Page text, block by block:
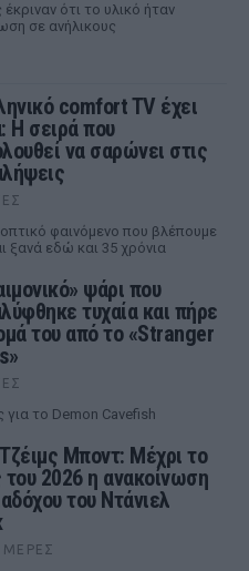
ότι το υλικό ήταν
σε ανήλικους
comfort TV έχει
Η σειρά που
να σαρώνει στις
φαινόμενο που βλέπουμε
ξανά εδώ και 35 χρόνια
ψάρι που
τυχαία και πήρε
του από το «Stranger
για το Demon Cavefish
Μποντ: Μέχρι το
του 2026 η ανακοίνωση
του Ντάνιελ
ΜΈΡΕΣ